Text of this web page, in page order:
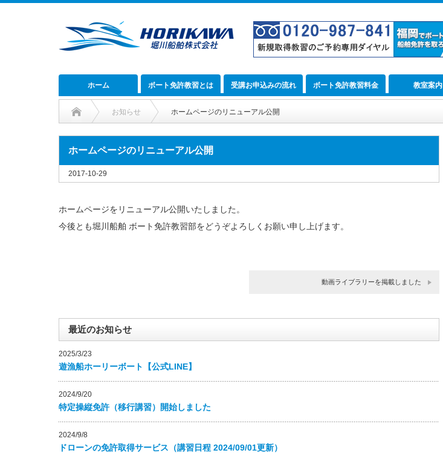
ホーム ボート免許教習とは 受講お申込みの流れ ボート免許教習料金 教室案内
お知らせ ホームページのリニューアル公開
ホームページのリニューアル公開
2017-10-29
ホームページをリニューアル公開いたしました。
今後とも堀川船舶 ボート免許教習部をどうぞよろしくお願い申し上げます。
動画ライブラリーを掲載しました
最近のお知らせ
2025/3/23
遊漁船ホーリーボート【公式LINE】
2024/9/20
特定操縦免許（移行講習）開始しました
2024/9/8
ドローンの免許取得サービス（講習日程 2024/09/01更新）